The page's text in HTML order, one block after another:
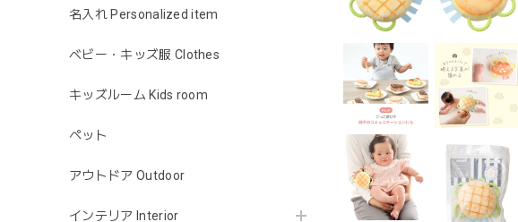
名入れ Personalized item
ベビー・キッズ服 Clothes
キッズルーム Kids room
ペット
アウトドア Outdoor
インテリア Interior